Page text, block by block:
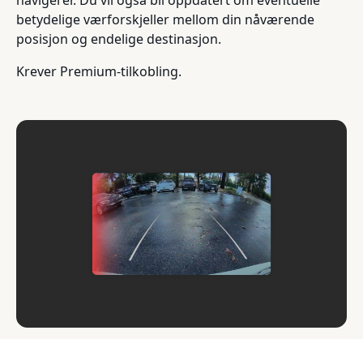
betydelige værforskjeller mellom din nåværende
posisjon og endelige destinasjon.
Krever Premium-tilkobling.